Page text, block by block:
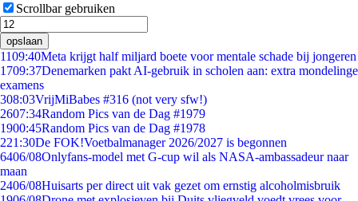
Scrollbar gebruiken
opslaan
1109:40Meta krijgt half miljard boete voor mentale schade bij jongeren
1709:37Denemarken pakt AI-gebruik in scholen aan: extra mondelinge
examens
308:03VrijMiBabes #316 (not very sfw!)
2607:34Random Pics van de Dag #1979
1900:45Random Pics van de Dag #1978
221:30De FOK!Voetbalmanager 2026/2027 is begonnen
6406/08Onlyfans-model met G-cup wil als NASA-ambassadeur naar
maan
2406/08Huisarts per direct uit vak gezet om ernstig alcoholmisbruik